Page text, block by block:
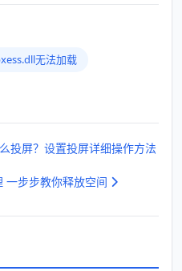
无法加载
投屏？设置投屏详细操作方法
一步步教你释放空间